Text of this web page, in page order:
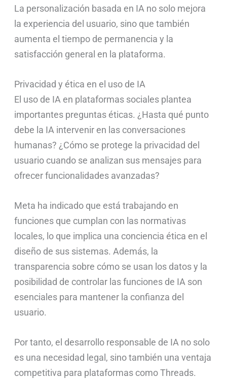
La personalización basada en IA no solo mejora
la experiencia del usuario, sino que también
aumenta el tiempo de permanencia y la
satisfacción general en la plataforma.
Privacidad y ética en el uso de IA
El uso de IA en plataformas sociales plantea
importantes preguntas éticas. ¿Hasta qué punto
debe la IA intervenir en las conversaciones
humanas? ¿Cómo se protege la privacidad del
usuario cuando se analizan sus mensajes para
ofrecer funcionalidades avanzadas?
Meta ha indicado que está trabajando en
funciones que cumplan con las normativas
locales, lo que implica una conciencia ética en el
diseño de sus sistemas. Además, la
transparencia sobre cómo se usan los datos y la
posibilidad de controlar las funciones de IA son
esenciales para mantener la confianza del
usuario.
Por tanto, el desarrollo responsable de IA no solo
es una necesidad legal, sino también una ventaja
competitiva para plataformas como Threads.